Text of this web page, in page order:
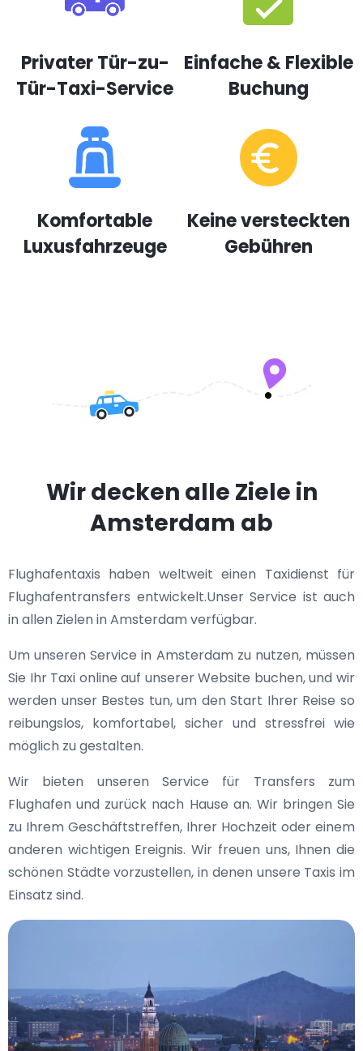
Privater Tür-zu-
Tür-Taxi-Service
Einfache & Flexible
Buchung
Komfortable
Luxusfahrzeuge
Keine versteckten
Gebühren
Wir decken alle Ziele in
Amsterdam ab
Flughafentaxis haben weltweit einen Taxidienst für
Flughafentransfers entwickelt.Unser Service ist auch
in allen Zielen in Amsterdam verfügbar.
Um unseren Service in Amsterdam zu nutzen, müssen
Sie Ihr Taxi online auf unserer Website buchen, und wir
werden unser Bestes tun, um den Start Ihrer Reise so
reibungslos, komfortabel, sicher und stressfrei wie
möglich zu gestalten.
Wir bieten unseren Service für Transfers zum
Flughafen und zurück nach Hause an. Wir bringen Sie
zu Ihrem Geschäftstreffen, Ihrer Hochzeit oder einem
anderen wichtigen Ereignis. Wir freuen uns, Ihnen die
schönen Städte vorzustellen, in denen unsere Taxis im
Einsatz sind.